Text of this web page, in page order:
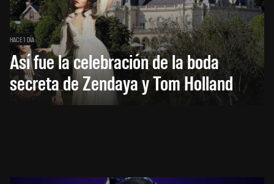
HACE 1 DÍA
Así fue la celebración de la boda
secreta de Zendaya y Tom Holland